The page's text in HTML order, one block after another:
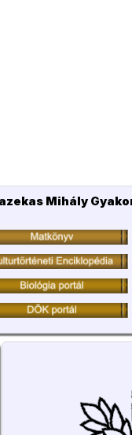
Mihály